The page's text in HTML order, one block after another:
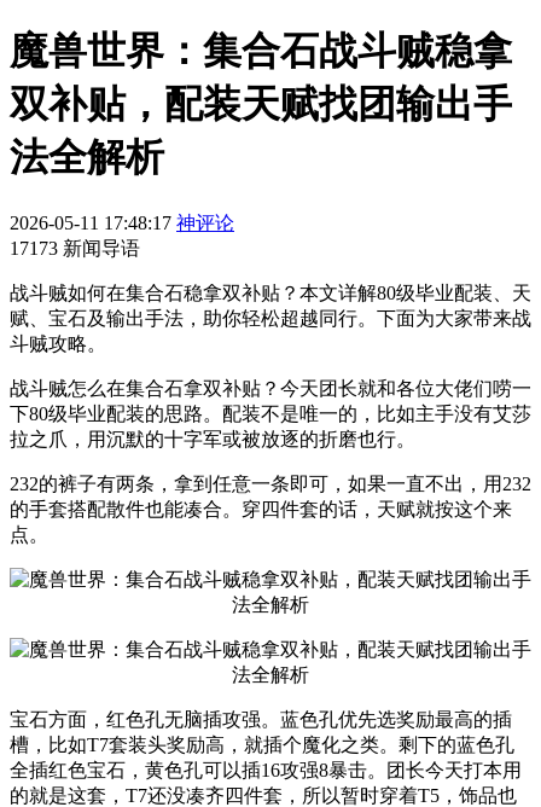
魔兽世界：集合石战斗贼稳拿
双补贴，配装天赋找团输出手
法全解析
2026-05-11 17:48:17 神评论
17173 新闻导语
战斗贼如何在集合石稳拿双补贴？本文详解80级毕业配装、天
赋、宝石及输出手法，助你轻松超越同行。下面为大家带来战
斗贼攻略。
战斗贼怎么在集合石拿双补贴？今天团长就和各位大佬们唠一
下80级毕业配装的思路。配装不是唯一的，比如主手没有艾莎
拉之爪，用沉默的十字军或被放逐的折磨也行。
232的裤子有两条，拿到任意一条即可，如果一直不出，用232
的手套搭配散件也能凑合。穿四件套的话，天赋就按这个来
点。
宝石方面，红色孔无脑插攻强。蓝色孔优先选奖励最高的插
槽，比如T7套装头奖励高，就插个魔化之类。剩下的蓝色孔
全插红色宝石，黄色孔可以插16攻强8暴击。团长今天打本用
的就是这套，T7还没凑齐四件套，所以暂时穿着T5，饰品也